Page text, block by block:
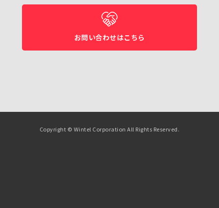
お問い合わせはこちら
Copyright © Wintel Corporation All Rights Reserved.